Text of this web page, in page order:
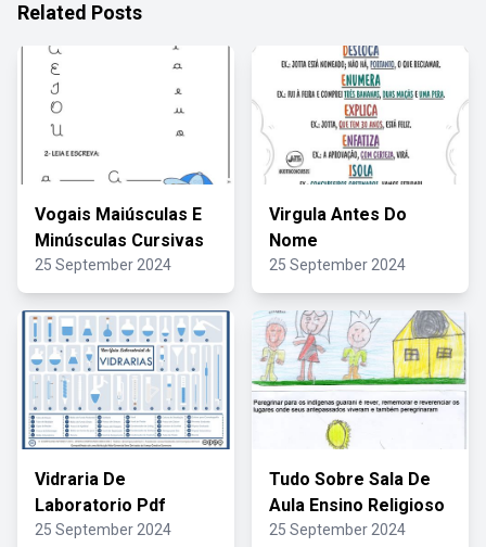
Related Posts
Vogais Maiúsculas E
Minúsculas Cursivas
25 September 2024
Virgula Antes Do
Nome
25 September 2024
Vidraria De
Laboratorio Pdf
25 September 2024
Tudo Sobre Sala De
Aula Ensino Religioso
25 September 2024